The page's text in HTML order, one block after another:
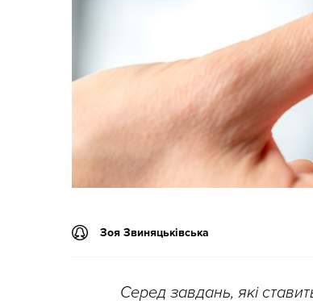
Зоя Звиняцьківська
Серед завдань, які